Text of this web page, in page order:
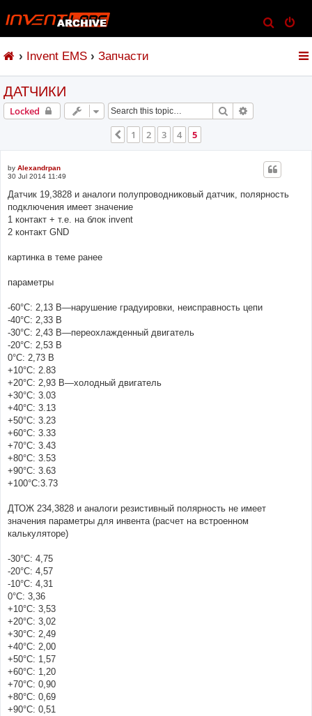
e
Invent EMS Запчасти
ДАТЧИКИ
Locked Search
Previous
1 2 3 4 5
by Alexandrpan
30 Jul 2014 11:49
Датчик 19,3828 и аналоги полупроводниковый датчик, полярность
подключения имеет значение
1 контакт + т.е. на блок invent
2 контакт GND
картинка в теме ранее
параметры
-60°C: 2,13 В—нарушение градуировки, неисправность цепи
-40°C: 2,33 В
-30°C: 2,43 В—переохлажденный двигатель
-20°C: 2,53 В
0°C: 2,73 В
+10°C: 2.83
+20°C: 2,93 В—холодный двигатель
+30°C: 3.03
+40°C: 3.13
+50°C: 3.23
+60°C: 3.33
+70°C: 3.43
+80°C: 3.53
+90°C: 3.63
+100°C:3.73
ДТОЖ 234,3828 и аналоги резистивный полярность не имеет
значения параметры для инвента (расчет на встроенном
калькуляторе)
-30°C: 4,75
-20°C: 4,57
-10°C: 4,31
0°C: 3,36
+10°C: 3,53
+20°C: 3,02
+30°C: 2,49
+40°C: 2,00
+50°C: 1,57
+60°C: 1,20
+70°C: 0,90
+80°C: 0,69
+90°C: 0,51